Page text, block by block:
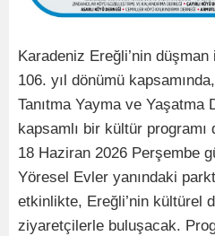
Karadeniz Ereğli’nin
106. yıl dönümü
Tanıtma Yayma ve Yaşatma
kapsamlı bir kültür programı
18 Haziran 2026 Perşembe
Yöresel Evler yanındaki
etkinlikte, Ereğli’nin kültürel
ziyaretçilerle buluşacak.